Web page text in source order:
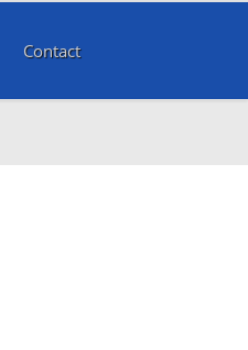
Contact